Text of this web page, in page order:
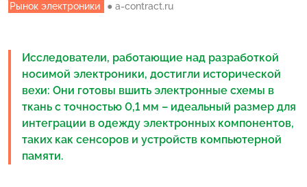
Рынок электроники
● a-contract.ru
Исследователи, работающие над разработкой
носимой электроники, достигли исторической
вехи: Они готовы вшить электронные схемы в
ткань с точностью 0,1 мм – идеальный размер для
интеграции в одежду электронных компонентов,
таких как сенсоров и устройств компьютерной
памяти.